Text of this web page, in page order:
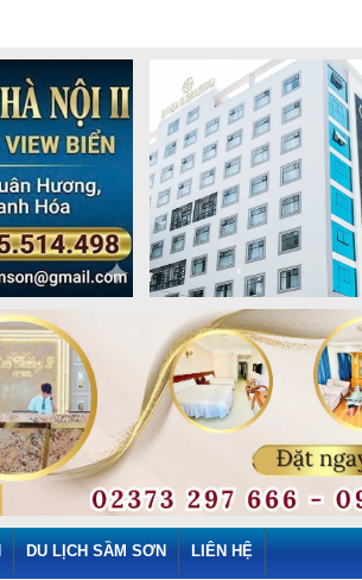
DU LỊCH SẦM SƠN LIÊN HỆ